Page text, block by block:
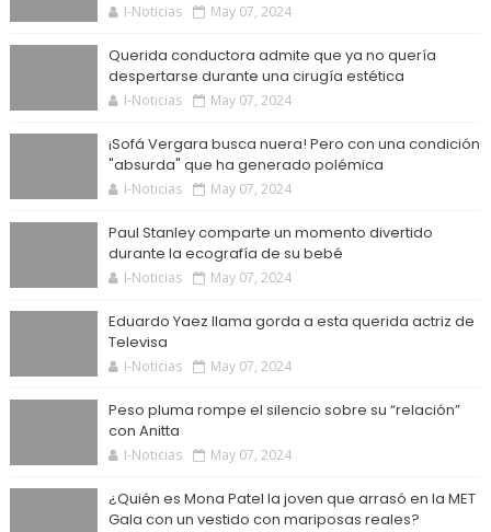
I-Noticias May 07, 2024
Querida conductora admite que ya no quería
despertarse durante una cirugía estética
I-Noticias May 07, 2024
¡Sofá Vergara busca nuera! Pero con una condición
"absurda" que ha generado polémica
I-Noticias May 07, 2024
Paul Stanley comparte un momento divertido
durante la ecografía de su bebé
I-Noticias May 07, 2024
Eduardo Yaez llama gorda a esta querida actriz de
Televisa
I-Noticias May 07, 2024
Peso pluma rompe el silencio sobre su “relación”
con Anitta
I-Noticias May 07, 2024
¿Quién es Mona Patel la joven que arrasó en la MET
Gala con un vestido con mariposas reales?